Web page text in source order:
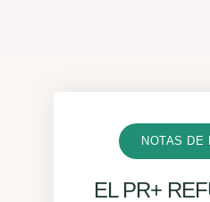
NOTAS DE
EL PR+